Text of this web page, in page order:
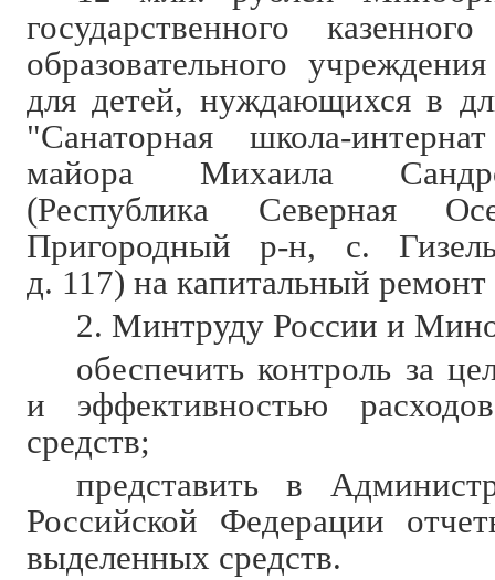
государственного
образовательного
для детей, нуждающихся в
"Санаторная школа-
майора Михаила
(Республика Северная
Пригородный р-н, с.
д. 117) на капитальный ремонт
2. Минтруду России и
обеспечить контроль за
и эффективностью
средств;
представить в
Российской Федерации
выделенных средств.